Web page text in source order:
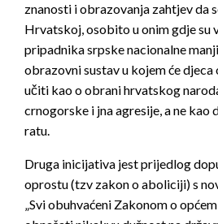
znanosti i obrazovanja zahtjev da
Hrvatskoj, osobito u onim gdje su
pripadnika srpske nacionalne
obrazovni sustav u kojem će
učiti kao o obrani hrvatskog
crnogorske i jna agresije, a ne kao
ratu.
Druga inicijativa jest prijedlog
oprostu (tzv zakon o aboliciji) s
„Svi obuhvaćeni Zakonom o